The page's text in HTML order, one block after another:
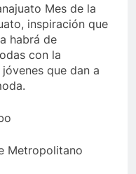
Mes de la
inspiración que
habrá de
con la
que dan a
Metropolitano